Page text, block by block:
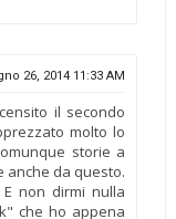
26, 2014 11:33 AM
il secondo
molto lo
storie a
anche da questo.
non dirmi nulla
che ho appena